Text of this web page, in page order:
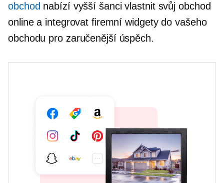
obchod nabízí vyšší šanci vlastnit svůj obchod
online a integrovat firemní widgety do vašeho
obchodu pro zaručenější úspěch.